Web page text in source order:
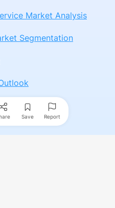
Market Analysis
Segmentation
Save Report